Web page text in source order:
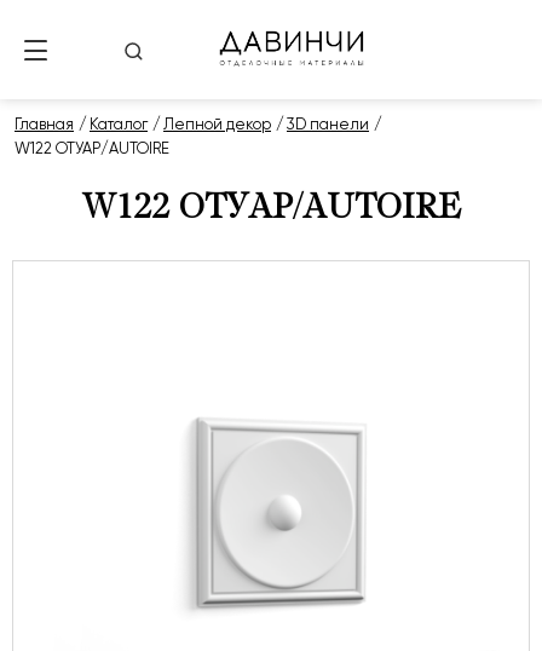
Главная Каталог Лепной декор
3D панели
W122 ОТУАР/AUTOIRE
W122 ОТУАР/AUTOIRE